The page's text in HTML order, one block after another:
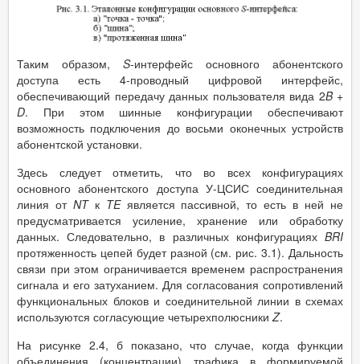
Таким образом, S-интерфейс основного абонентского
доступа есть 4-проводный цифровой интерфейс,
обеспечивающий передачу данных пользователя вида 2B +
D. При этом шинные конфигурации обеспечивают
возможность подключения до восьми оконечных устройств
абонентской установки.
Здесь следует отметить, что во всех конфигурациях
основного абонентского доступа У-ЦСИС соединительная
линия от NTк TEявляется пассивной, то есть в ней не
предусматривается усиление, хранение или обработку
данных. Следовательно, в различных конфигурациях BRI
протяженность цепей будет разной (см. рис. 3.1). Дальность
связи при этом ограничивается временем распространения
сигнала и его затуханием. Для согласования сопротивлений
функциональных блоков и соединительной линии в схемах
используются согласующие четырехполюсникиZ.
На рисунке 2.4, б показано, что случае, когда функции